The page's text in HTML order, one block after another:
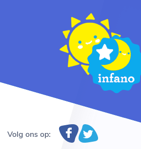
Volg ons op: